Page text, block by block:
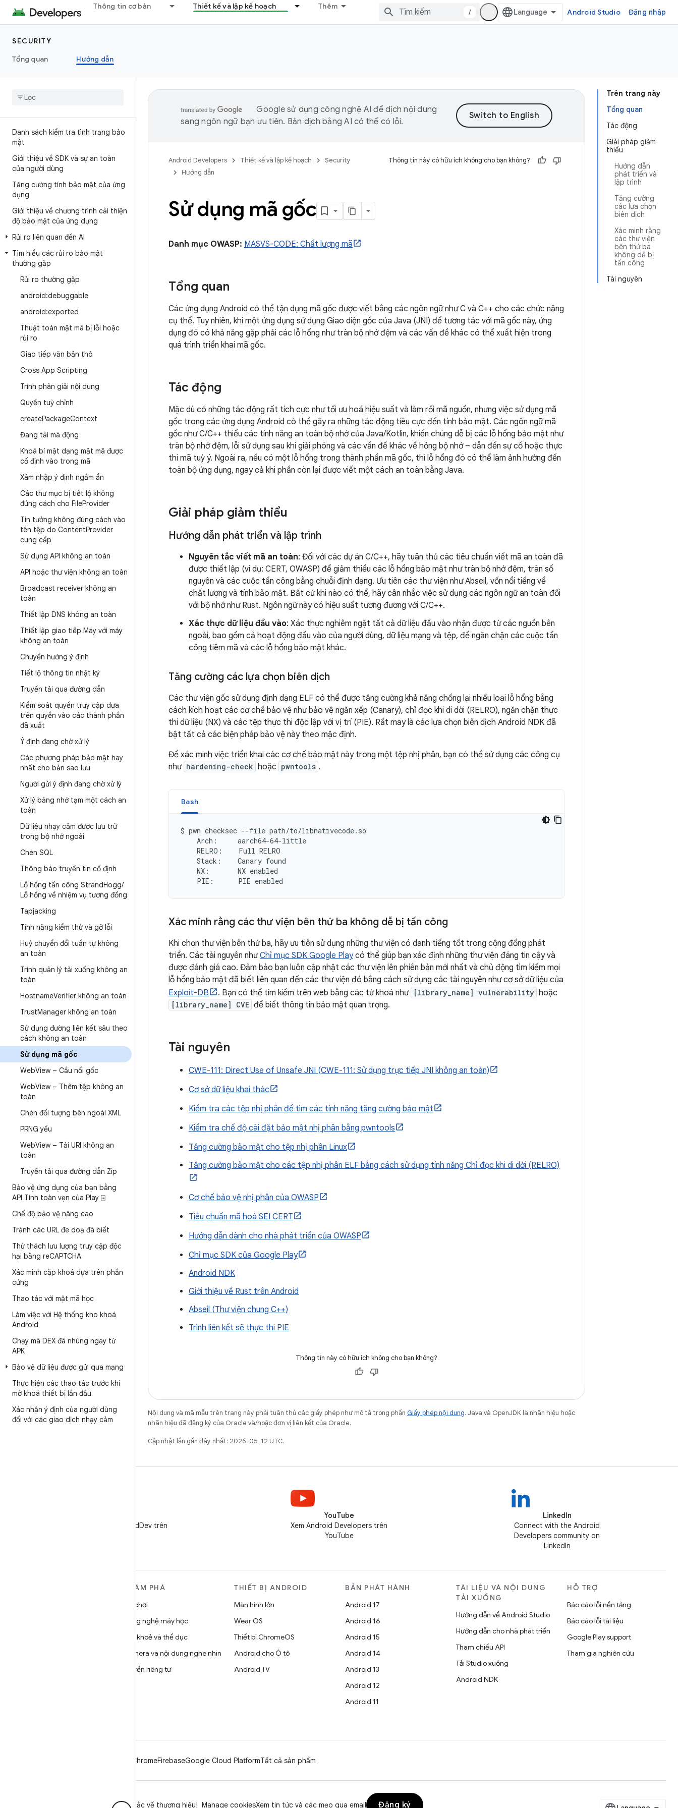
Thông tin cơ bản Thiết kế và lập kế hoạch Thêm
/ Android Studio Đăng nhập
SECURITY
Tổng quan
Hướng dẫn
Danh sách kiểm tra tình trạng bảo
mật
Giới thiệu về SDK và sự an toàn
của người dùng
Tăng cường tính bảo mật của ứng
dụng
Giới thiệu về chương trình cải thiện
độ bảo mật của ứng dụng
Rủi ro liên quan đến AI
Tìm hiểu các rủi ro bảo mật
thường gặp
Rủi ro thường gặp
android:debuggable
android:exported
Thuật toán mật mã bị lỗi hoặc
rủi ro
Giao tiếp văn bản thô
Cross App Scripting
Trình phân giải nội dung
Quyền tuỳ chỉnh
createPackageContext
Đang tải mã động
Khoá bí mật dạng mật mã được
cố định vào trong mã
Xâm nhập ý định ngầm ẩn
Các thư mục bị tiết lộ không
đúng cách cho FileProvider
Tin tưởng không đúng cách vào
tên tệp do ContentProvider
cung cấp
Sử dụng API không an toàn
API hoặc thư viện không an toàn
Broadcast receiver không an
toàn
Thiết lập DNS không an toàn
Thiết lập giao tiếp Máy với máy
không an toàn
Chuyển hướng ý định
Tiết lộ thông tin nhật ký
Truyền tải qua đường dẫn
Kiểm soát quyền truy cập dựa
trên quyền vào các thành phần
đã xuất
Ý định đang chờ xử lý
Các phương pháp bảo mật hay
nhất cho bản sao lưu
Người gửi ý định đang chờ xử lý
Xử lý bảng nhớ tạm một cách an
toàn
Dữ liệu nhạy cảm được lưu trữ
trong bộ nhớ ngoài
Chèn SQL
Thông báo truyền tin cố định
Lỗ hổng tấn công StrandHogg/
Lỗ hổng về nhiệm vụ tương đồng
Tapjacking
Tính năng kiểm thử và gỡ lỗi
Huỷ chuyển đổi tuần tự không
an toàn
Trình quản lý tải xuống không an
toàn
HostnameVerifier không an toàn
TrustManager không an toàn
Sử dụng đường liên kết sâu theo
cách không an toàn
Sử dụng mã gốc
WebView – Cầu nối gốc
WebView – Thêm tệp không an
toàn
Chèn đối tượng bên ngoài XML
PRNG yếu
WebView – Tải URI không an
toàn
Truyền tải qua đường dẫn Zip
Bảo vệ ứng dụng của bạn bằng
API Tính toàn vẹn của Play ⍈
Chế độ bảo vệ nâng cao
Tránh các URL đe doạ đã biết
Thử thách lưu lượng truy cập độc
hại bằng reCAPTCHA
Xác minh cặp khoá dựa trên phần
cứng
Thao tác với mật mã học
Làm việc với Hệ thống kho khoá
Android
Chạy mã DEX đã nhúng ngay từ
APK
Bảo vệ dữ liệu được gửi qua mạng
Thực hiện các thao tác trước khi
mở khoá thiết bị lần đầu
Xác nhận ý định của người dùng
đối với các giao dịch nhạy cảm
Trên trang này
Tổng quan
Tác động
Giải pháp giảm
thiểu
Hướng dẫn
phát triển và
lập trình
Tăng cường
các lựa chọn
biên dịch
Xác minh rằng
các thư viện
bên thứ ba
không dễ bị
tấn công
Tài nguyên
Google sử dụng công nghệ AI để dịch nội dung
sang ngôn ngữ bạn ưu tiên. Bản dịch bằng AI có thể có lỗi.
Android Developers Thiết kế và lập kế hoạch
Security
Hướng dẫn
Thông tin này có hữu ích không cho bạn không?
Sử dụng mã gốc
Danh mục OWASP: MASVS-CODE: Chất lượng mã
Tổng quan
Các ứng dụng Android có thể tận dụng mã gốc được viết bằng các ngôn ngữ như C và C++ cho các chức năng
cụ thể. Tuy nhiên, khi một ứng dụng sử dụng Giao diện gốc của Java (JNI) để tương tác với mã gốc này, ứng
dụng đó có khả năng gặp phải các lỗ hổng như tràn bộ nhớ đệm và các vấn đề khác có thể xuất hiện trong
quá trình triển khai mã gốc.
Tác động
Mặc dù có những tác động rất tích cực như tối ưu hoá hiệu suất và làm rối mã nguồn, nhưng việc sử dụng mã
gốc trong các ứng dụng Android có thể gây ra những tác động tiêu cực đến tính bảo mật. Các ngôn ngữ mã
gốc như C/C++ thiếu các tính năng an toàn bộ nhớ của Java/Kotlin, khiến chúng dễ bị các lỗ hổng bảo mật như
tràn bộ nhớ đệm, lỗi sử dụng sau khi giải phóng và các vấn đề khác về hỏng bộ nhớ – dẫn đến sự cố hoặc thực
thi mã tuỳ ý. Ngoài ra, nếu có một lỗ hổng trong thành phần mã gốc, thì lỗ hổng đó có thể làm ảnh hưởng đến
toàn bộ ứng dụng, ngay cả khi phần còn lại được viết một cách an toàn bằng Java.
Giải pháp giảm thiểu
Hướng dẫn phát triển và lập trình
Nguyên tắc viết mã an toàn: Đối với các dự án C/C++, hãy tuân thủ các tiêu chuẩn viết mã an toàn đã
được thiết lập (ví dụ: CERT, OWASP) để giảm thiểu các lỗ hổng bảo mật như tràn bộ nhớ đệm, tràn số
nguyên và các cuộc tấn công bằng chuỗi định dạng. Ưu tiên các thư viện như Abseil, vốn nổi tiếng về
chất lượng và tính bảo mật. Bất cứ khi nào có thể, hãy cân nhắc việc sử dụng các ngôn ngữ an toàn đối
với bộ nhớ như Rust. Ngôn ngữ này có hiệu suất tương đương với C/C++.
Xác thực dữ liệu đầu vào: Xác thực nghiêm ngặt tất cả dữ liệu đầu vào nhận được từ các nguồn bên
ngoài, bao gồm cả hoạt động đầu vào của người dùng, dữ liệu mạng và tệp, để ngăn chặn các cuộc tấn
công tiêm mã và các lỗ hổng bảo mật khác.
Tăng cường các lựa chọn biên dịch
Các thư viện gốc sử dụng định dạng ELF có thể được tăng cường khả năng chống lại nhiều loại lỗ hổng bằng
cách kích hoạt các cơ chế bảo vệ như bảo vệ ngăn xếp (Canary), chỉ đọc khi di dời (RELRO), ngăn chặn thực
thi dữ liệu (NX) và các tệp thực thi độc lập với vị trí (PIE). Rất may là các lựa chọn biên dịch Android NDK đã
bật tất cả các biện pháp bảo vệ này theo mặc định.
Để xác minh việc triển khai các cơ chế bảo mật này trong một tệp nhị phân, bạn có thể sử dụng các công cụ
như hardening-check hoặc pwntools .
Bash
$ pwn checksec --file
Arch:
RELRO:
Full
Stack:
Canary
NX:
NX
PIE:
PIE
Xác minh rằng các thư viện bên thứ ba không dễ bị tấn công
Khi chọn thư viện bên thứ ba, hãy ưu tiên sử dụng những thư viện có danh tiếng tốt trong cộng đồng phát
triển. Các tài nguyên nhưChỉ mục SDK Google Playcó thể giúp bạn xác định những thư viện đáng tin cậy và
được đánh giá cao. Đảm bảo bạn luôn cập nhật các thư viện lên phiên bản mới nhất và chủ động tìm kiếm mọi
lỗ hổng bảo mật đã biết liên quan đến các thư viện đó bằng cách sử dụng các tài nguyên như cơ sở dữ liệu của
Exploit-DB
. Bạn có thể tìm kiếm trên web bằng các từ khoá như [library_name] vulnerability hoặc
[library_name] CVE để biết thông tin bảo mật quan trọng.
Tài nguyên
CWE-111: Direct Use of Unsafe JNI (CWE-111: Sử dụng trực tiếp JNI không an toàn)
Cơ sở dữ liệu khai thác
Kiểm tra các tệp nhị phân để tìm các tính năng tăng cường bảo mật
Kiểm tra chế độ cài đặt bảo mật nhị phân bằng pwntools
Tăng cường bảo mật cho tệp nhị phân Linux
Tăng cường bảo mật cho các tệp nhị phân ELF bằng cách sử dụng tính năng Chỉ đọc khi di dời (RELRO)
Cơ chế bảo vệ nhị phân của OWASP
Tiêu chuẩn mã hoá SEI CERT
Hướng dẫn dành cho nhà phát triển của OWASP
Chỉ mục SDK của Google Play
Android NDK
Giới thiệu về Rust trên Android
Abseil (Thư viện chung C++)
Trình liên kết sẽ thực thi PIE
Thông tin này có hữu ích không cho bạn không?
Nội dung và mã mẫu trên trang này phải tuân thủ các giấy phép như mô tả trong phần Giấy phép nội dung. Java và OpenJDK là nhãn hiệu hoặc
nhãn hiệu đã đăng ký của Oracle và/hoặc đơn vị liên kết của Oracle.
Cập nhật lần gần đây nhất: 2026-05-12 UTC.
Theo dõi @AndroidDev trên
YouTube
Xem Android Developers trên
YouTube
LinkedIn
Connect with the Android
Developers community on
LinkedIn
KHÁM PHÁ
Trò chơi
Công nghệ máy học
Sức khoẻ và thể dục
Camera và nội dung nghe nhìn
Quyền riêng tư
THIẾT BỊ ANDROID
Màn hình lớn
Wear OS
Thiết bị ChromeOS
Android cho Ô tô
Android TV
BẢN PHÁT HÀNH
Android 17
Android 16
Android 15
Android 14
Android 13
Android 12
Android 11
TÀI LIỆU VÀ NỘI DUNG
TẢI XUỐNG
Hướng dẫn về Android Studio
Hướng dẫn cho nhà phát triển
Tham chiếu API
Tải Studio xuống
Android NDK
HỖ TRỢ
Báo cáo lỗi nền tảng
Báo cáo lỗi tài liệu
Google Play support
Tham gia nghiên cứu
ChromeFirebaseGoogle Cloud PlatformTất cả sản phẩm
Nguyên tắc về thương hiệu Manage cookiesXem tin tức và các mẹo qua email Đăng ký